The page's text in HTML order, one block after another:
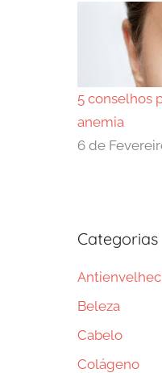
5 conselhos
anemia
6 de
Categorias
Beleza
Cabelo
Colágeno